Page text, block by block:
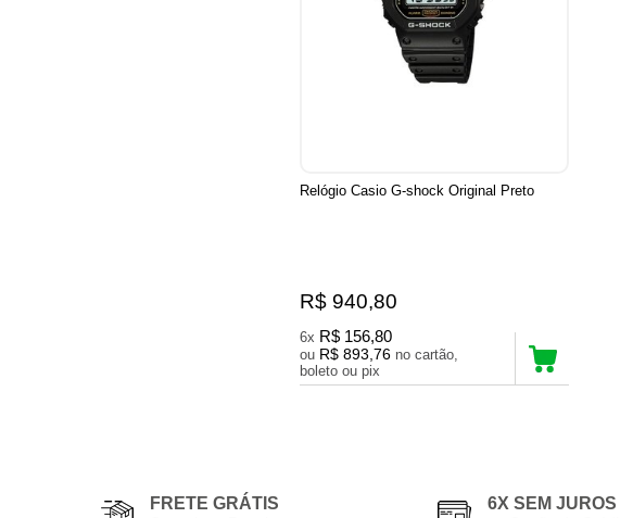
Relógio Casio G-shock Original Preto
R$ 940,80
6x R$ 156,80
ou R$ 893,76 no cartão,
boleto ou pix
FRETE GRÁTIS 6X SEM JUROS